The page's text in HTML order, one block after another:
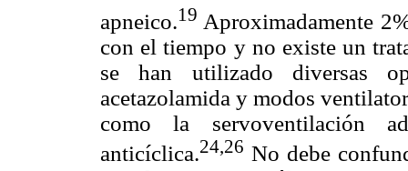
apneico.19 Aproximadamente
con el tiempo y no existe un
se han utilizado diversas
acetazolamida y modos
como la servoventilación
anticíclica.24,26 No debe